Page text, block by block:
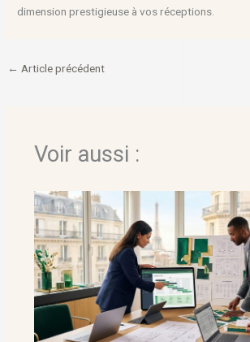
dimension prestigieuse à vos réceptions.
← Article précédent
Voir aussi :